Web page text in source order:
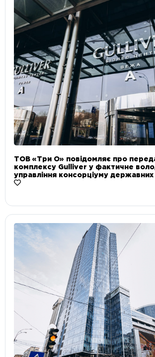
ТОВ «Три О» повідомляє про
комплексу Gulliver у фактичне
управління консорціуму державних